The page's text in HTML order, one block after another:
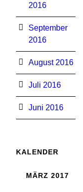
2016
September
2016
August 2016
Juli 2016
Juni 2016
KALENDER
MÄRZ 2017